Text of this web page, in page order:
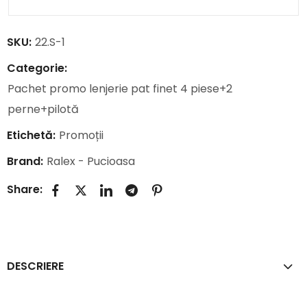
SKU: 22.S-1
Categorie:
Pachet promo lenjerie pat finet 4 piese+2
perne+pilotă
Etichetă: Promoții
Brand: Ralex - Pucioasa
Share:
DESCRIERE